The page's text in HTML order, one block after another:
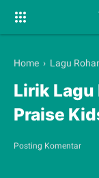
Home › Lagu
Lirik Lagu
Praise
Posting Komentar